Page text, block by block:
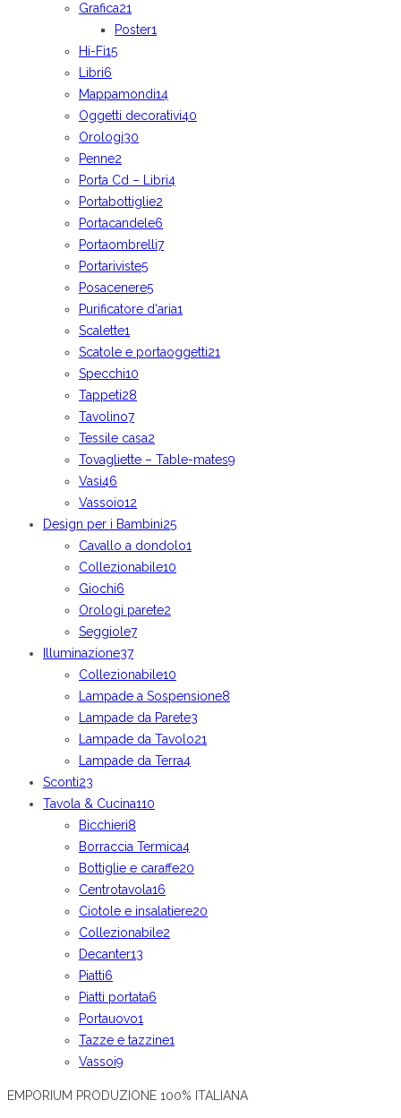
Grafica21
Poster1
Hi-Fi15
Libri6
Mappamondi14
Oggetti decorativi40
Orologi30
Penne2
Porta Cd – Libri4
Portabottiglie2
Portacandele6
Portaombrelli7
Portariviste5
Posacenere5
Purificatore d'aria1
Scalette1
Scatole e portaoggetti21
Specchi10
Tappeti28
Tavolino7
Tessile casa2
Tovagliette – Table-mates9
Vasi46
Vassoio12
Design per i Bambini25
Cavallo a dondolo1
Collezionabile10
Giochi6
Orologi parete2
Seggiole7
Illuminazione37
Collezionabile10
Lampade a Sospensione8
Lampade da Parete3
Lampade da Tavolo21
Lampade da Terra4
Sconti23
Tavola & Cucina110
Bicchieri8
Borraccia Termica4
Bottiglie e caraffe20
Centrotavola16
Ciotole e insalatiere20
Collezionabile2
Decanter13
Piatti6
Piatti portata6
Portauovo1
Tazze e tazzine1
Vassoi9
EMPORIUM PRODUZIONE 100% ITALIANA